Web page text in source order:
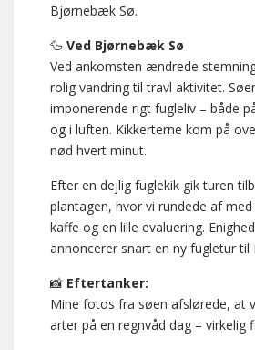
Bjørnebæk Sø.
🦆 Ved Bjørnebæk Sø
Ved ankomsten ændrede
rolig vandring til travl aktivitet.
imponerende rigt fugleliv – både
og i luften. Kikkerterne kom på
nød hvert minut.
Efter en dejlig fuglekik gik turen
plantagen, hvor vi rundede af
kaffe og en lille evaluering.
annoncerer snart en ny fugletur
📸 Eftertanker:
Mine fotos fra søen afslørede, at
arter på en regnvåd dag – virkelig